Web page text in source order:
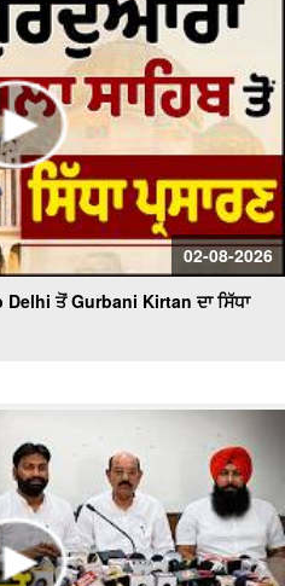
02-08-2026
ਤੋਂ Gurbani Kirtan ਦਾ ਸਿੱਧਾ